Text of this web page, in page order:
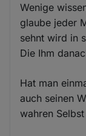
Wenige
glaube jeder
sehnt wird in
Die Ihm
Hat man
auch seinen
wahren